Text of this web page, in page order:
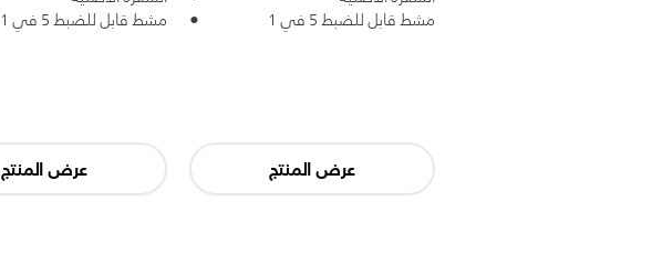
مشط قابل للضبط 5 في 1
عرض المنتج
مشط قابل للضبط 5 في 1
عرض المنتج